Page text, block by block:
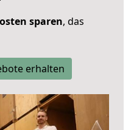
sparen, das
erhalten